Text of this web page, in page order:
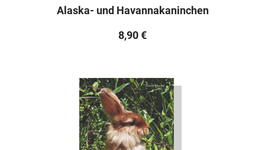
Alaska- und Havannakaninchen
8,90 €